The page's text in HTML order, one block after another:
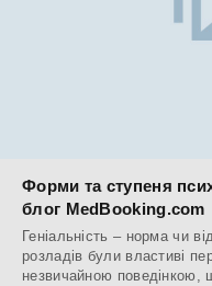
Форми та ступеня
блог MedBooking.com
Геніальність – норма чи
розладів були властиві
незвичайною поведінкою,